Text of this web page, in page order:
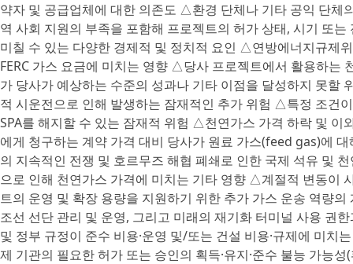
약자 및 공급업체에 대한 의존도 △환경 단체나 기타 공익 단체
역 사회 지원의 부족을 포함해 프로젝트의 허가 상태, 시기 또
미칠 수 있는 다양한 경제적 및 정치적 요인 △연방에너지규제
FERC 가스 요금에 미치는 영향 △당사 프로젝트에서 활용하는
가 당사가 예상하는 수준의 성과나 기타 이점을 달성하지 못
적 시운전으로 인해 발생하는 잠재적인 추가 위험 △특정 조건
SPA를 해지할 수 있는 잠재적 위험 △천연가스 가격 하락 및 이
에게 청구하는 계약 가격 대비 당사가 원료 가스(feed gas)에
의 지속적인 전쟁 및 호르무즈 해협 폐쇄로 인한 국제 석유 및
으로 인해 천연가스 가격에 미치는 기타 영향 △계절적 변동이
트의 운영 및 확장 용량을 지원하기 위한 추가 가스 운송 역량
조선 선단 관리 및 운영, 그리고 미래의 재기화 터미널 사용 권
및 정부 규정이 준수 비용·운영 및/또는 건설 비용·규제에 미치
제 기관의 필요한 허가 또는 승인의 획득·유지·준수 불능 가능